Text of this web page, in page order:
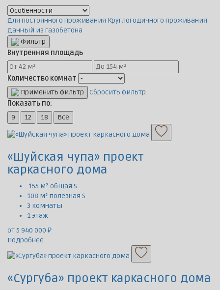
Для постоянного проживания Круглогодичного проживания
Дачный из газобетона
Фильтр
Внутренняя площадь
Количество комнат
Применить фильтр
Сбросить фильтр
Показать по:
9
12 18 Все
«Шуйская чупа» проект
каркасного дома
155 м² общая S
108 м² полезная S
3 комнаты
1 этаж
от 5 940 000 ₽
Подробнее
«Сургуба» проект каркасного дома